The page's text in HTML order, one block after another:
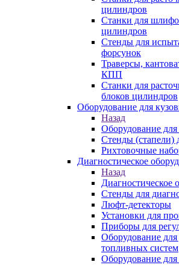
цилиндров
Станки для
цилиндров
Стенды для
форсунок
Траверсы,
КПП
Станки для
блоков цилиндров
Оборудование для
Назад
Оборудование
Стенды (стапели)
Рихтовочные
Диагностическое
Назад
Диагностическое
Стенды для
Люфт-детекторы
Установки для
Приборы для
Оборудование
топливных систем
Оборудование